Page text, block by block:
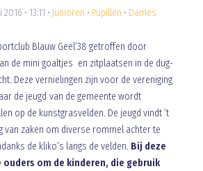
• 13:11 • Junioren • Pupillen • Dames
Blauw Geel’38 getroffen door
de mini goaltjes en zitplaatsen in de dug-
Deze vernielingen zijn voor de vereniging
de jeugd van de gemeente wordt
op de kunstgrasvelden. De jeugd vindt ’t
van zaken om diverse rommel achter te
de kliko’s langs de velden. Bij deze
ouders om de kinderen, die gebruik